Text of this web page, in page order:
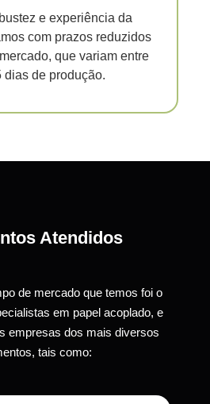
e experiência da
com prazos reduzidos
que variam entre
dias de produção.
Atendidos
de mercado que temos foi o
em papel acoplado, e
empresas dos mais diversos
tais como: